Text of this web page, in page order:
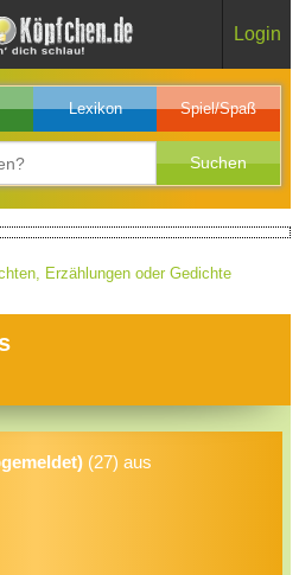
Login
Lexikon Spiel/Spaß
Erzählungen oder Gedichte
(27) aus